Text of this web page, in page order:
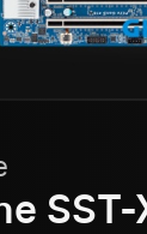
SST-